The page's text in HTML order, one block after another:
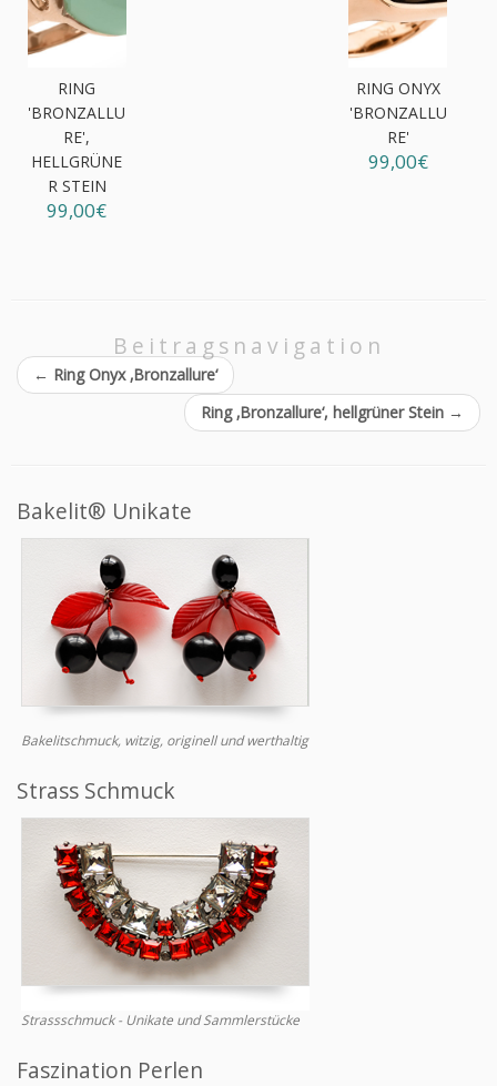
RING
'BRONZALLU
RE',
HELLGRÜNE
R STEIN
99,00€
RING ONYX
'BRONZALLU
RE'
99,00€
Beitragsnavigation
← Ring Onyx ‚Bronzallure‘
Ring ‚Bronzallure‘, hellgrüner Stein →
Bakelit® Unikate
Bakelitschmuck, witzig, originell und werthaltig
Strass Schmuck
Strassschmuck - Unikate und Sammlerstücke
Faszination Perlen